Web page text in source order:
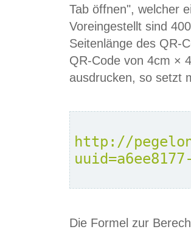
Tab öffnen", welcher
Voreingestellt sind
Seitenlänge des QR-
QR-Code von 4cm ×
ausdrucken, so setzt
http://
Die Formel zur